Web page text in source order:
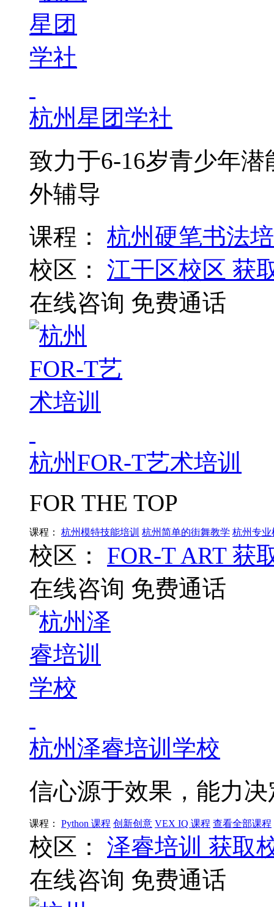
杭州星团学社
致力于6-16岁青少年
外辅导
课程：
杭州硬笔书法
校区：
江干区校区 获
在线咨询 免费通话
杭州FOR-T艺术培训
FOR THE TOP
课程： 杭州模特技能培训 杭州简单的街舞教学 杭州专业
校区： FOR-T ART 获
在线咨询 免费通话
杭州泽睿培训学校
信心源于效果，能力
课程： Python 课程 创新创意 VEX IQ 课程 查看全部课程
校区： 泽睿培训 获取
在线咨询 免费通话